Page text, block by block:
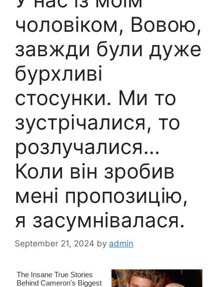
чоловіком, Вовою,
завжди були дуже
бурхливі
стосунки. Ми то
зустрічалися, то
розлучалися…
Коли він зробив
мені пропозицію,
я засумнівалася.
September 21, 2024 by admin